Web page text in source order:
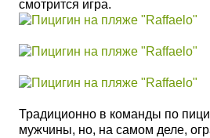
смотрится игра.
Традиционно в команды по
мужчины, но, на самом деле,